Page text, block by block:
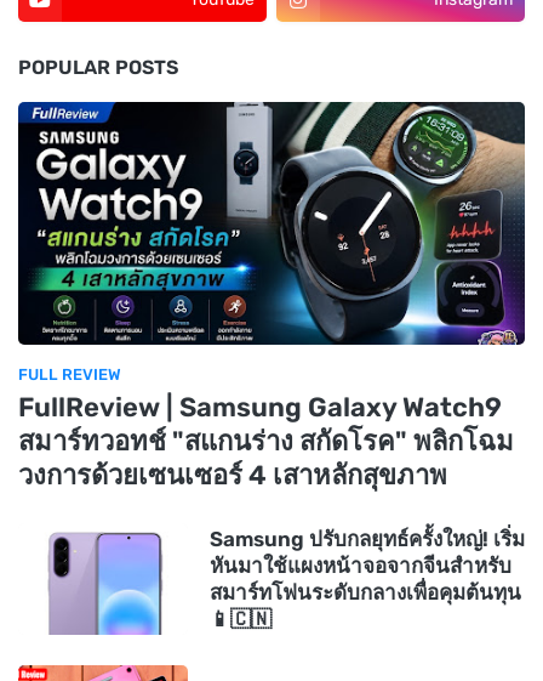
POPULAR POSTS
FULL REVIEW
FullReview | Samsung Galaxy Watch9
สมาร์ทวอทช์ "สแกนร่าง สกัดโรค" พลิกโฉม
วงการด้วยเซนเซอร์ 4 เสาหลักสุขภาพ
Samsung ปรับกลยุทธ์ครั้งใหญ่! เริ่ม
หันมาใช้แผงหน้าจอจากจีนสำหรับ
สมาร์ทโฟนระดับกลางเพื่อคุมต้นทุน
📱🇨🇳